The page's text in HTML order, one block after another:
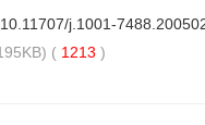
10.11707/j.1001-
( 1213 )